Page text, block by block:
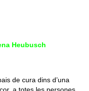
Heubusch
de cura dins d’una
a totes les persones